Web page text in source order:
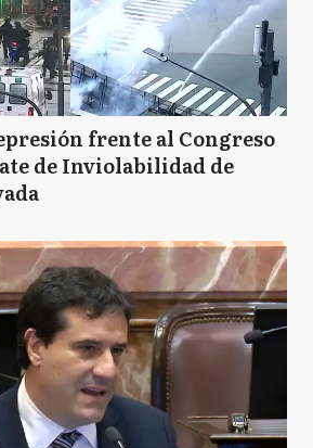
frente al Congreso
de Inviolabilidad de